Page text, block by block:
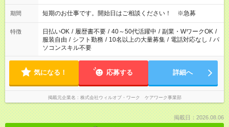
期間 短期のお仕事です。開始日はご相談ください！ ※急募
特徴 日払いOK / 履歴書不要 / 40～50代活躍中 / 副業・WワークOK /
服装自由 / シフト勤務 / 10名以上の大量募集 / 電話対応なし / パ
ソコンスキル不要
気になる！ 応募する 詳細へ
掲載元企業名 株式会社ウィルオブ・ワーク ケアワーク事業部
掲載日：2026.08.06